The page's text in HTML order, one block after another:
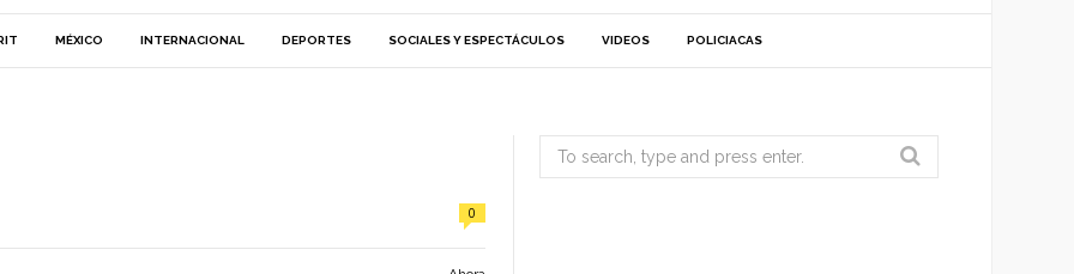
MÉXICO INTERNACIONAL DEPORTES SOCIALES Y ESPECTÁCULOS VIDEOS POLICIACAS
0
Search
for: